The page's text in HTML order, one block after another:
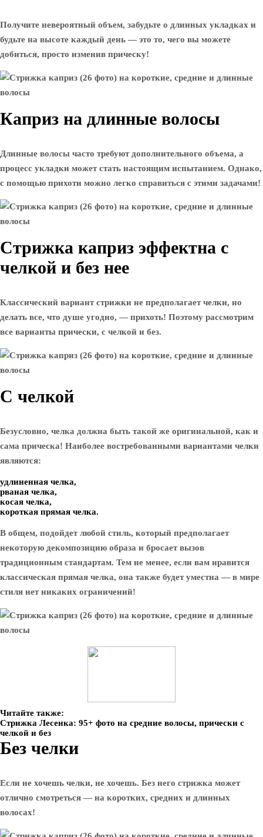
Получите невероятный объем, забудьте о длинных укладках и
будьте на высоте каждый день — это то, чего вы можете
добиться, просто изменив прическу!
Каприз на длинные волосы
Длинные волосы часто требуют дополнительного объема, а
процесс укладки может стать настоящим испытанием. Однако,
с помощью прихоти можно легко справиться с этими задачами!
Стрижка каприз эффектна с
челкой и без нее
Классический вариант стрижки не предполагает челки, но
делать все, что душе угодно, — прихоть! Поэтому рассмотрим
все варианты прически, с челкой и без.
С челкой
Безусловно, челка должна быть такой же оригинальной, как и
сама прическа! Наиболее востребованными вариантами челки
являются:
удлиненная челка,
рваная челка,
косая челка,
короткая прямая челка.
В общем, подойдет любой стиль, который предполагает
некоторую декомпозицию образа и бросает вызов
традиционным стандартам. Тем не менее, если вам нравится
классическая прямая челка, она также будет уместна — в мире
стиля нет никаких ограничений!
Читайте также:
Стрижка Лесенка: 95+ фото на средние волосы, прически с
челкой и без
Без челки
Если не хочешь челки, не хочешь. Без него стрижка может
отлично смотреться — на коротких, средних и длинных
волосах!